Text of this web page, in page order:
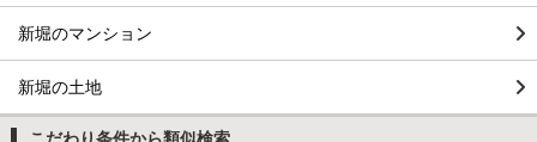
新堀のマンション
新堀の土地
こだわり条件から類似検索